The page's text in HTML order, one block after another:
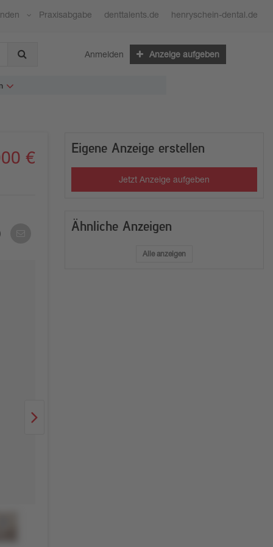
Praxisabgabe denttalents.de henryschein-dental.de
Anmelden Anzeige aufgeben
Eigene Anzeige erstellen
Jetzt Anzeige aufgeben
Ähnliche Anzeigen
Alle anzeigen
€